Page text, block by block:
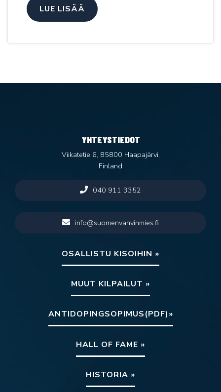
LUE LISÄÄ
YHTEYSTIEDOT
Viikatetie 6, 85800 Haapajärvi,
Finland
040 911 3352
info@suomenvahvinmies.fi
OSALLISTU KISOIHIN »
MUUT KILPAILUT »
ANTIDOPINGSOPIMUS(PDF)»
HALL OF FAME »
HISTORIA »